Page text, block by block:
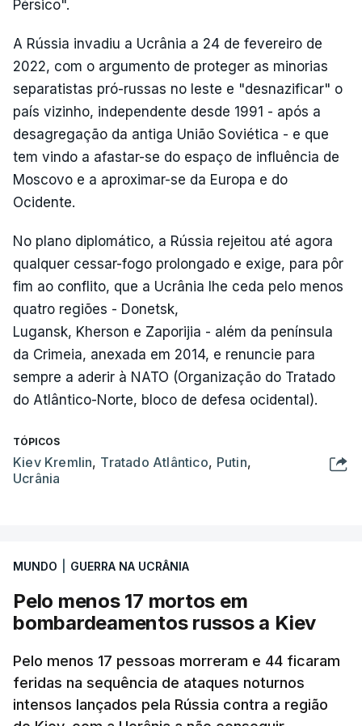
Pérsico".
A Rússia invadiu a Ucrânia a 24 de fevereiro de
2022, com o argumento de proteger as minorias
separatistas pró-russas no leste e "desnazificar" o
país vizinho, independente desde 1991 - após a
desagregação da antiga União Soviética - e que
tem vindo a afastar-se do espaço de influência de
Moscovo e a aproximar-se da Europa e do
Ocidente.
No plano diplomático, a Rússia rejeitou até agora
qualquer cessar-fogo prolongado e exige, para pôr
fim ao conflito, que a Ucrânia lhe ceda pelo menos
quatro regiões - Donetsk,
Lugansk, Kherson e Zaporijia - além da península
da Crimeia, anexada em 2014, e renuncie para
sempre a aderir à NATO (Organização do Tratado
do Atlântico-Norte, bloco de defesa ocidental).
TÓPICOS
Kiev Kremlin, Tratado Atlântico, Putin,
Ucrânia
MUNDO GUERRA NA UCRÂNIA
Pelo menos 17 mortos em
bombardeamentos russos a Kiev
Pelo menos 17 pessoas morreram e 44 ficaram
feridas na sequência de ataques noturnos
intensos lançados pela Rússia contra a região